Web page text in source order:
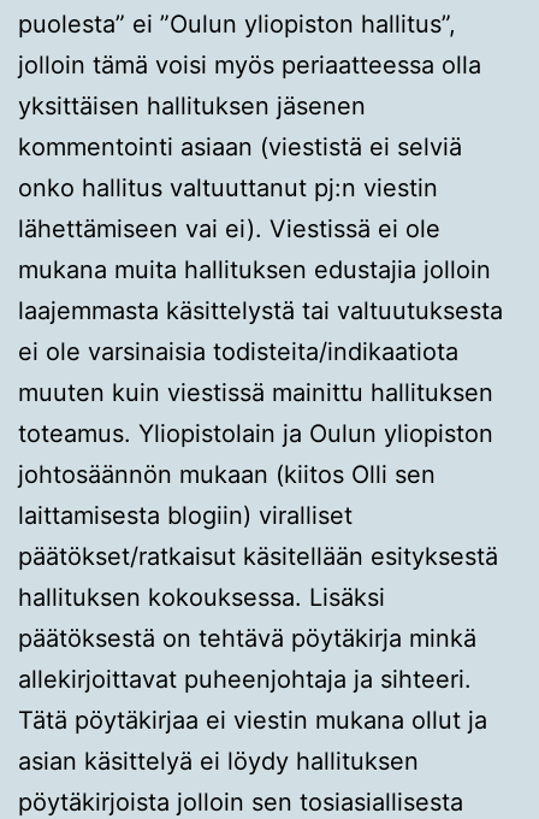
puolesta” ei ”Oulun yliopiston hallitus”,
jolloin tämä voisi myös periaatteessa olla
yksittäisen hallituksen jäsenen
kommentointi asiaan (viestistä ei selviä
onko hallitus valtuuttanut pj:n viestin
lähettämiseen vai ei). Viestissä ei ole
mukana muita hallituksen edustajia jolloin
laajemmasta käsittelystä tai valtuutuksesta
ei ole varsinaisia todisteita/indikaatiota
muuten kuin viestissä mainittu hallituksen
toteamus. Yliopistolain ja Oulun yliopiston
johtosäännön mukaan (kiitos Olli sen
laittamisesta blogiin) viralliset
päätökset/ratkaisut käsitellään esityksestä
hallituksen kokouksessa. Lisäksi
päätöksestä on tehtävä pöytäkirja minkä
allekirjoittavat puheenjohtaja ja sihteeri.
Tätä pöytäkirjaa ei viestin mukana ollut ja
asian käsittelyä ei löydy hallituksen
pöytäkirjoista jolloin sen tosiasiallisesta